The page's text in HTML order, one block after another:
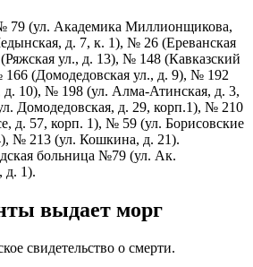
79 (ул. Академика Миллионщикова,
д. 7, к. 1), № 26 (Ереванская
ул., д. 13), № 148 (Кавказский
166 (Домодедовская ул., д. 9), № 192
д. 10), № 198 (ул. Алма-Атинская, д. 3,
Домодедовская, д. 29, корп.1), № 210
д. 57, корп. 1), № 59 (ул. Борисовские
№ 213 (ул. Кошкина, д. 21).
больница №79 (ул. Ак.
д. 1).
выдает морг
свидетельство о смерти.